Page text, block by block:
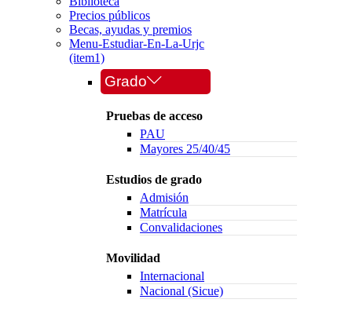
Precios públicos
Becas, ayudas y premios
Menu-Estudiar-En-La-Urjc
(item1)
Grado
Pruebas de acceso
PAU
Mayores 25/40/45
Estudios de grado
Admisión
Matrícula
Convalidaciones
Movilidad
Internacional
Nacional (Sicue)